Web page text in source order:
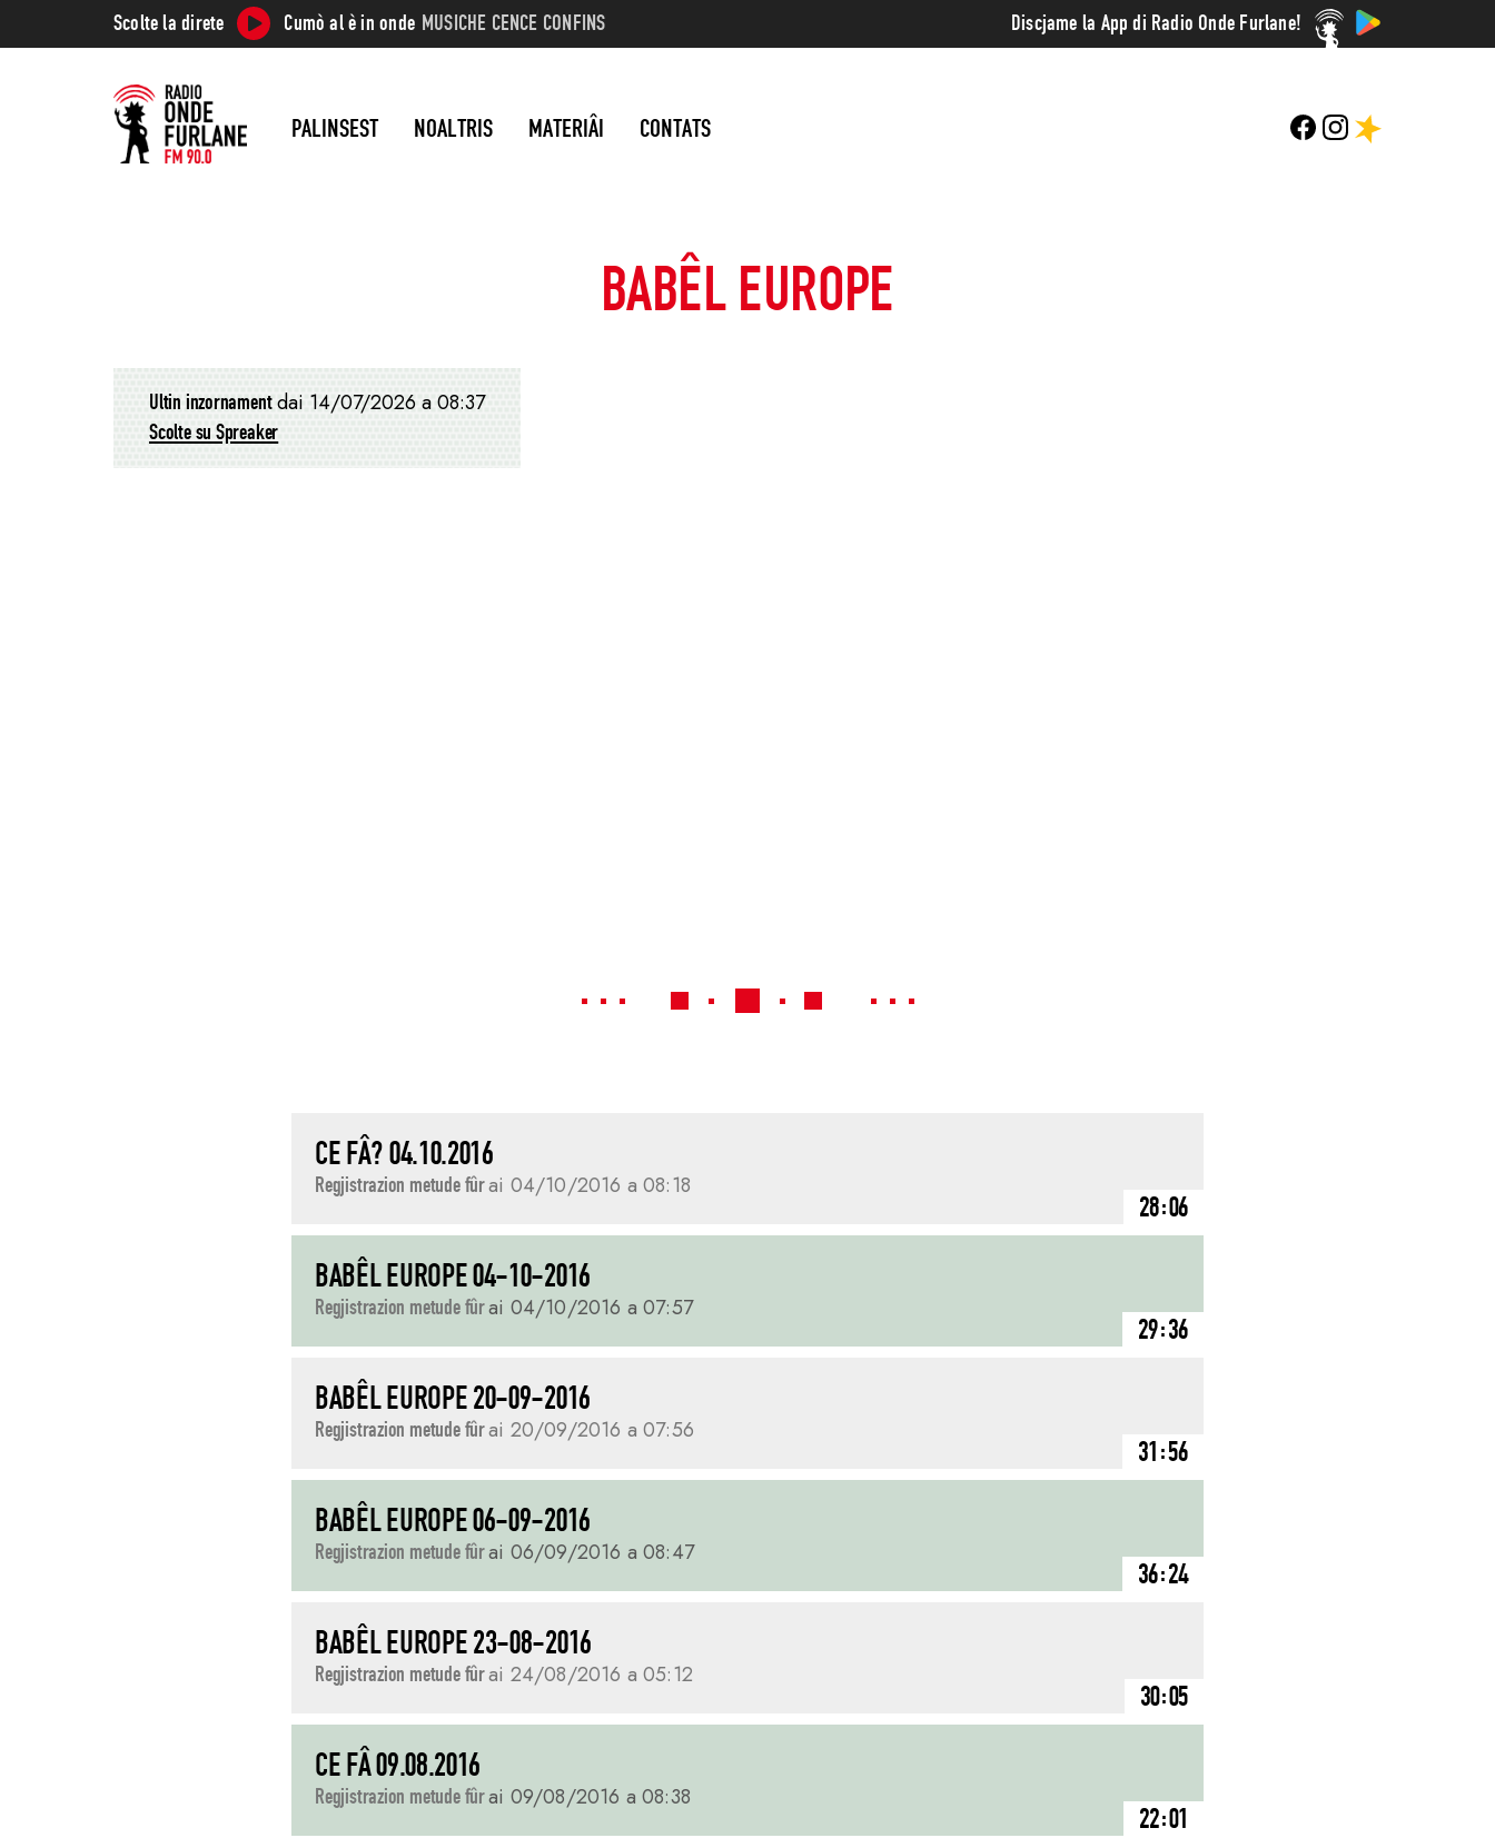
Scolte la direte Cumò al è in onde MUSICHE CENCE CONFINS Discjame la App di Radio Onde Furlane!
PALINSEST NOALTRIS MATERIÂI CONTATS
BABÊL EUROPE
Ultin inzornament dai 14/07/2026 a 08:37
Scolte su Spreaker
CE FÂ? 04.10.2016
Regjistrazion metude fûrai 04/10/2016 a 08:18
28:06
BABÊL EUROPE 04-10-2016
Regjistrazion metude fûrai 04/10/2016 a 07:57
29:36
BABÊL EUROPE 20-09-2016
Regjistrazion metude fûrai 20/09/2016 a 07:56
31:56
BABÊL EUROPE 06-09-2016
Regjistrazion metude fûrai 06/09/2016 a 08:47
36:24
BABÊL EUROPE 23-08-2016
Regjistrazion metude fûrai 24/08/2016 a 05:12
30:05
CE FÂ 09.08.2016
Regjistrazion metude fûrai 09/08/2016 a 08:38
22:01